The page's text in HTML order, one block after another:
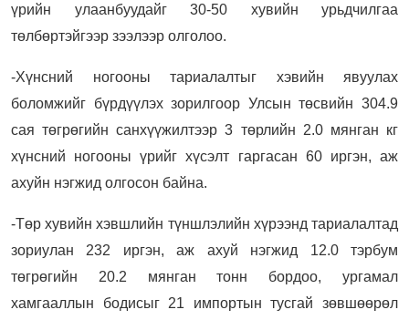
үрийн улаанбуудайг 30-50 хувийн урьдчилгаа
төлбөртэйгээр зээлээр олголоо.
-Хүнсний ногооны тариалалтыг хэвийн явуулах
боломжийг бүрдүүлэх зорилгоор Улсын төсвийн 304.9
сая төгрөгийн санхүүжилтээр 3 төрлийн 2.0 мянган кг
хүнсний ногооны үрийг хүсэлт гаргасан 60 иргэн, аж
ахуйн нэгжид олгосон байна.
-Төр хувийн хэвшлийн түншлэлийн хүрээнд тариалалтад
зориулан 232 иргэн, аж ахуй нэгжид 12.0 тэрбум
төгрөгийн 20.2 мянган тонн бордоо, ургамал
хамгааллын бодисыг 21 импортын тусгай зөвшөөрөл